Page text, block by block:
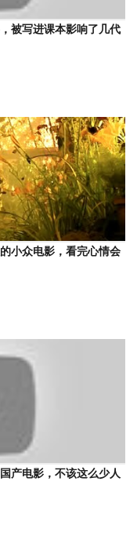
被写进课本影响了几代
小众电影，看完心情会
产电影，不该这么少人